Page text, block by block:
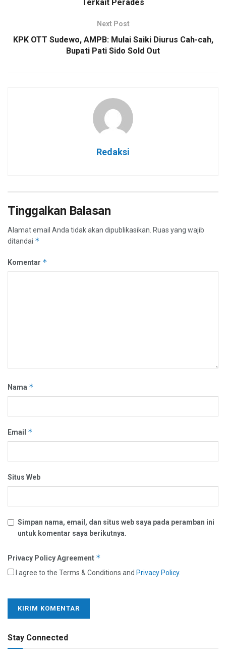
Terkait Perades
Next Post
KPK OTT Sudewo, AMPB: Mulai Saiki Diurus Cah-cah,
Bupati Pati Sido Sold Out
Redaksi
Tinggalkan Balasan
Alamat email Anda tidak akan dipublikasikan. Ruas yang wajib
ditandai *
Komentar *
Nama *
Email *
Situs Web
Simpan nama, email, dan situs web saya pada peramban ini
untuk komentar saya berikutnya.
Privacy Policy Agreement *
I agree to the Terms & Conditions and Privacy Policy.
Stay Connected